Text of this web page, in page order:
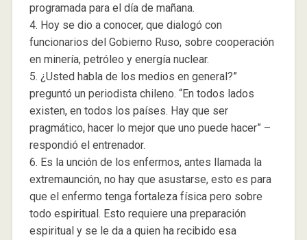
programada para el día de mañana.
4. Hoy se dio a conocer, que dialogó con
funcionarios del Gobierno Ruso, sobre cooperación
en minería, petróleo y energía nuclear.
5. ¿Usted habla de los medios en general?”
preguntó un periodista chileno. “En todos lados
existen, en todos los países. Hay que ser
pragmático, hacer lo mejor que uno puede hacer” –
respondió el entrenador.
6. Es la unción de los enfermos, antes llamada la
extremaunción, no hay que asustarse, esto es para
que el enfermo tenga fortaleza física pero sobre
todo espiritual. Esto requiere una preparación
espiritual y se le da a quien ha recibido esa